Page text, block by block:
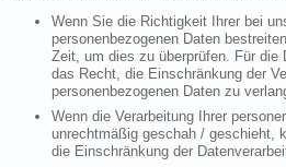
Wenn Sie die Richtigkeit Ihrer bei
personenbezogenen Daten
Zeit, um dies zu überprüfen. Für die
das Recht, die Einschränkung der
personenbezogenen Daten zu
Wenn die Verarbeitung Ihrer
unrechtmäßig geschah / geschieht,
die Einschränkung der